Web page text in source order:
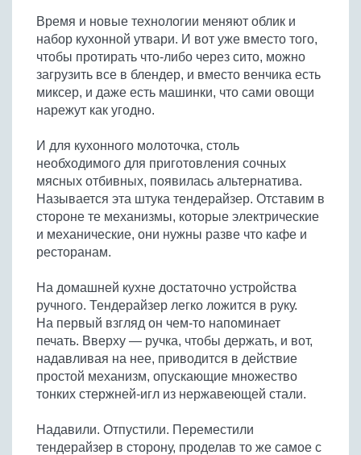
Пиццы
Кремы
Овощи
Грибы
Другие заготовки
Десерты
Молочные продукты
Пельмени, вареники
Макароны
Грибы
Яйца
Крупы
Время и новые технологии меняют облик и
набор кухонной утвари. И вот уже вместо того,
чтобы протирать что-либо через сито, можно
загрузить все в блендер, и вместо венчика есть
миксер, и даже есть машинки, что сами овощи
нарежут как угодно.
И для кухонного молоточка, столь
необходимого для приготовления сочных
мясных отбивных, появилась альтернатива.
Называется эта штука тендерайзер. Отставим в
стороне те механизмы, которые электрические
и механические, они нужны разве что кафе и
ресторанам.
На домашней кухне достаточно устройства
ручного. Тендерайзер легко ложится в руку.
На первый взгляд он чем-то напоминает
печать. Вверху — ручка, чтобы держать, и вот,
надавливая на нее, приводится в действие
простой механизм, опускающие множество
тонких стержней-игл из нержавеющей стали.
Надавили. Отпустили. Переместили
тендерайзер в сторону, проделав то же самое с